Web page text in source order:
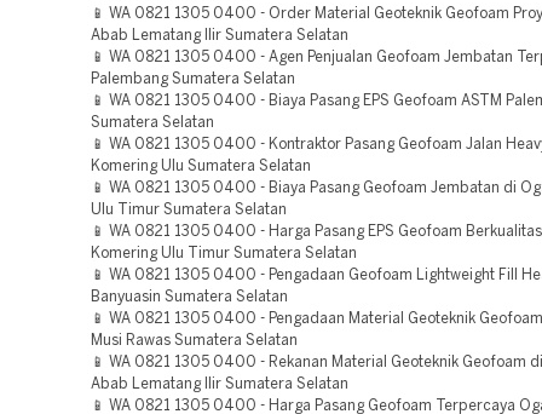
📱 WA 0821 1305 0400 - Order Material Geoteknik Geofoam
Abab Lematang Ilir Sumatera Selatan
📱 WA 0821 1305 0400 - Agen Penjualan Geofoam Jembatan
Palembang Sumatera Selatan
📱 WA 0821 1305 0400 - Biaya Pasang EPS Geofoam ASTM
Sumatera Selatan
📱 WA 0821 1305 0400 - Kontraktor Pasang Geofoam Jalan
Komering Ulu Sumatera Selatan
📱 WA 0821 1305 0400 - Biaya Pasang Geofoam Jembatan di
Ulu Timur Sumatera Selatan
📱 WA 0821 1305 0400 - Harga Pasang EPS Geofoam
Komering Ulu Timur Sumatera Selatan
📱 WA 0821 1305 0400 - Pengadaan Geofoam Lightweight Fill
Banyuasin Sumatera Selatan
📱 WA 0821 1305 0400 - Pengadaan Material Geoteknik
Musi Rawas Sumatera Selatan
📱 WA 0821 1305 0400 - Rekanan Material Geoteknik Geofoam
Abab Lematang Ilir Sumatera Selatan
📱 WA 0821 1305 0400 - Harga Pasang Geofoam Terpercaya